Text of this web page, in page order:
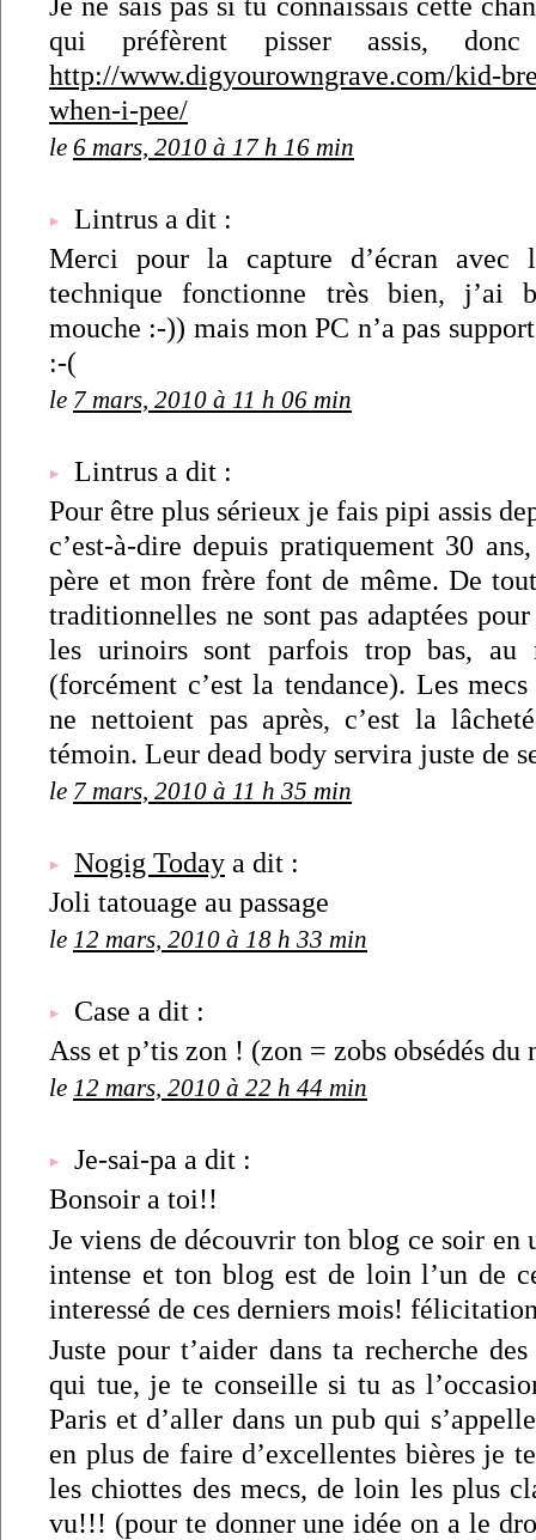
qui préfèrent pisser assis,
http://www.digyourowngrave.com/kid-
when-i-pee/
le 6 mars, 2010 à 17 h 16 min
Lintrus a dit :
Merci pour la capture d’écran avec
technique fonctionne très bien, j’ai
mouche :-)) mais mon PC n’a pas
:-(
le 7 mars, 2010 à 11 h 06 min
Lintrus a dit :
Pour être plus sérieux je fais pipi assis
c’est-à-dire depuis pratiquement 30
père et mon frère font de même. De
traditionnelles ne sont pas adaptées
les urinoirs sont parfois trop bas, au
(forcément c’est la tendance). Les
ne nettoient pas après, c’est la
témoin. Leur dead body servira juste de
le 7 mars, 2010 à 11 h 35 min
Nogig Today a dit :
Joli tatouage au passage
le 12 mars, 2010 à 18 h 33 min
Case a dit :
Ass et p’tis zon ! (zon = zobs obsédés du
le 12 mars, 2010 à 22 h 44 min
Je-sai-pa a dit :
Bonsoir a toi!!
Je viens de découvrir ton blog ce soir en
intense et ton blog est de loin l’un de
interessé de ces derniers mois!
Juste pour t’aider dans ta recherche
qui tue, je te conseille si tu as
Paris et d’aller dans un pub qui
en plus de faire d’excellentes bières je
les chiottes des mecs, de loin les plus
vu!!! (pour te donner une idée on a le